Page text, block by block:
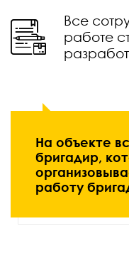
Все
работе
На объекте
бригадир,
работу